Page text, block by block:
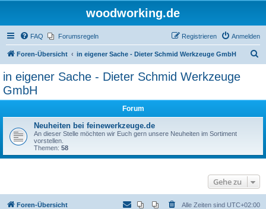
woodworking.de
FAQ Forumsregeln Anmelden
Registrieren
Foren-Übersicht in eigener Sache - Dieter Schmid Werkzeuge GmbH
in eigener Sache - Dieter Schmid Werkzeuge
GmbH
Forum
Neuheiten bei feinewerkzeuge.de
An dieser Stelle möchten wir Euch gern unsere Neuheiten im Sortiment
vorstellen.
Themen: 58
Gehe zu
Foren-Übersicht Alle Zeiten sind UTC+02:00